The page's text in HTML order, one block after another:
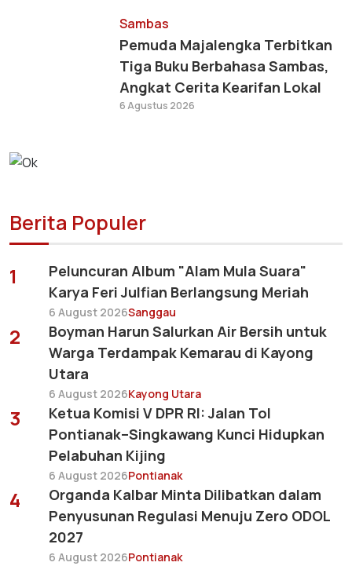
Sambas
Pemuda Majalengka Terbitkan
Tiga Buku Berbahasa Sambas,
Angkat Cerita Kearifan Lokal
6 Agustus 2026
Berita Populer
1
Peluncuran Album "Alam Mula Suara"
Karya Feri Julfian Berlangsung Meriah
6 August 2026Sanggau
2
Boyman Harun Salurkan Air Bersih untuk
Warga Terdampak Kemarau di Kayong
Utara
6 August 2026Kayong Utara
3
Ketua Komisi V DPR RI: Jalan Tol
Pontianak–Singkawang Kunci Hidupkan
Pelabuhan Kijing
6 August 2026Pontianak
4
Organda Kalbar Minta Dilibatkan dalam
Penyusunan Regulasi Menuju Zero ODOL
2027
6 August 2026Pontianak